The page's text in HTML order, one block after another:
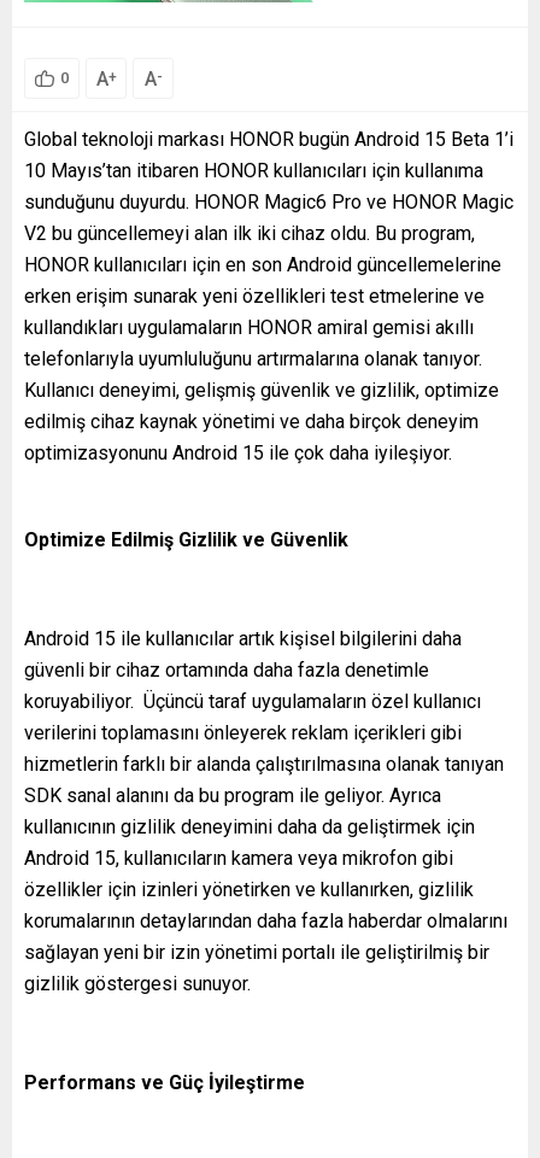
0 A+ A-
Global teknoloji markası HONOR bugün Android 15 Beta 1’i
10 Mayıs’tan itibaren HONOR kullanıcıları için kullanıma
sunduğunu duyurdu. HONOR Magic6 Pro ve HONOR Magic
V2 bu güncellemeyi alan ilk iki cihaz oldu. Bu program,
HONOR kullanıcıları için en son Android güncellemelerine
erken erişim sunarak yeni özellikleri test etmelerine ve
kullandıkları uygulamaların HONOR amiral gemisi akıllı
telefonlarıyla uyumluluğunu artırmalarına olanak tanıyor.
Kullanıcı deneyimi, gelişmiş güvenlik ve gizlilik, optimize
edilmiş cihaz kaynak yönetimi ve daha birçok deneyim
optimizasyonunu Android 15 ile çok daha iyileşiyor.
Optimize Edilmiş Gizlilik ve Güvenlik
Android 15 ile kullanıcılar artık kişisel bilgilerini daha
güvenli bir cihaz ortamında daha fazla denetimle
koruyabiliyor. Üçüncü taraf uygulamaların özel kullanıcı
verilerini toplamasını önleyerek reklam içerikleri gibi
hizmetlerin farklı bir alanda çalıştırılmasına olanak tanıyan
SDK sanal alanını da bu program ile geliyor. Ayrıca
kullanıcının gizlilik deneyimini daha da geliştirmek için
Android 15, kullanıcıların kamera veya mikrofon gibi
özellikler için izinleri yönetirken ve kullanırken, gizlilik
korumalarının detaylarından daha fazla haberdar olmalarını
sağlayan yeni bir izin yönetimi portalı ile geliştirilmiş bir
gizlilik göstergesi sunuyor.
Performans ve Güç İyileştirme